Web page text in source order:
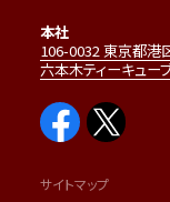
本社
106-0032 東京都港
六本木ティーキュー
サイトマップ